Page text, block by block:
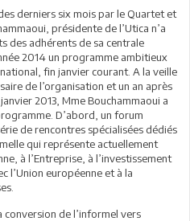
derniers six mois par le Quartet et
présidente de l’Utica n’a
des adhérents de sa centrale
2014 un programme ambitieux
fin janvier courant. A la veille
de l’organisation et un an après
2013, Mme Bouchammaoui a
D’abord, un forum
de rencontres spécialisées dédiés
qui représente actuellement
à l’Entreprise, à l’investissement
l’Union européenne et à la
de l’informel vers